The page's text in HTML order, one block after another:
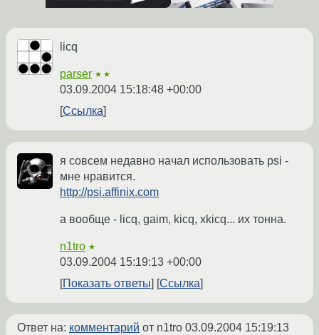
licq
parser ★★
03.09.2004 15:18:48 +00:00
Ссылка
я совсем недавно начал использовать psi -
мне нравится.
http://psi.affinix.com
а вообще - licq, gaim, kicq, xkicq... их тонна.
n1tro ★
03.09.2004 15:19:13 +00:00
Показать ответы
Ссылка
Ответ на: комментарий от n1tro 03.09.2004 15:19:13